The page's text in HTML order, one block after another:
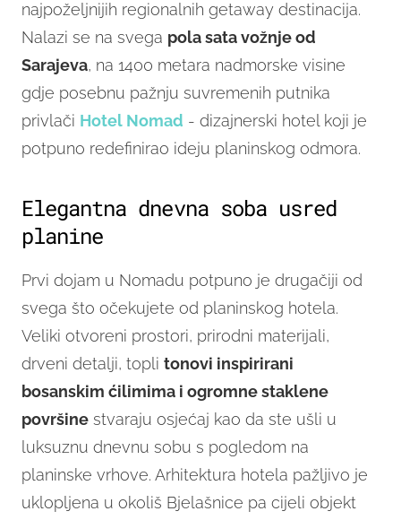
najpoželjnijih regionalnih getaway destinacija.
Nalazi se na svega pola sata vožnje od
Sarajeva, na 1400 metara nadmorske visine
gdje posebnu pažnju suvremenih putnika
privlači Hotel Nomad - dizajnerski hotel koji je
potpuno redefinirao ideju planinskog odmora.
Elegantna dnevna soba usred
planine
Prvi dojam u Nomadu potpuno je drugačiji od
svega što očekujete od planinskog hotela.
Veliki otvoreni prostori, prirodni materijali,
drveni detalji, topli tonovi inspirirani
bosanskim ćilimima i ogromne staklene
površine stvaraju osjećaj kao da ste ušli u
luksuznu dnevnu sobu s pogledom na
planinske vrhove. Arhitektura hotela pažljivo je
uklopljena u okoliš Bjelašnice pa cijeli objekt